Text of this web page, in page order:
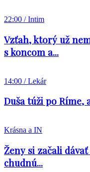
22:00 / Intim
Vzťah, ktorý už
s koncom a...
14:00 / Lekár
Duša túži po Ríme,
Krásna a IN
Ženy si začali
chudnú...